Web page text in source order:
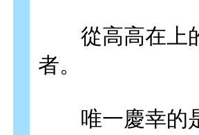
從高高在上的
者。
唯一慶幸的